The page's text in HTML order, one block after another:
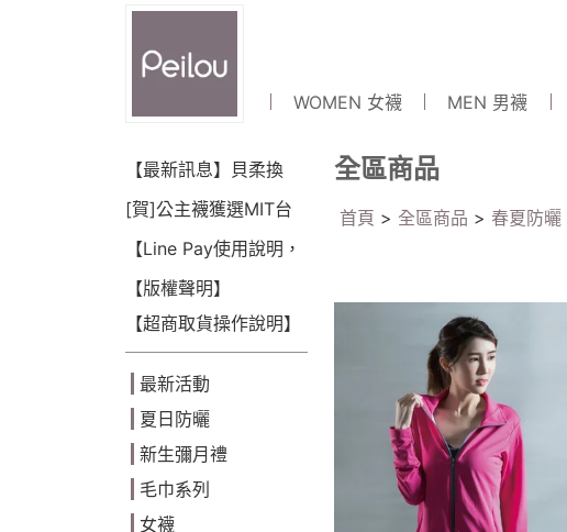
WOMEN 女襪 MEN 男襪
【最新訊息】貝柔換
LOGO囉~!
[賀]公主襪獲選MIT台
灣金選獎(2018)
【Line Pay使用說明，
可點數折抵】
【版權聲明】
【超商取貨操作說明】
最新活動
夏日防曬
新生彌月禮
毛巾系列
女襪
全區商品
首頁 > 全區商品 > 春夏防曬